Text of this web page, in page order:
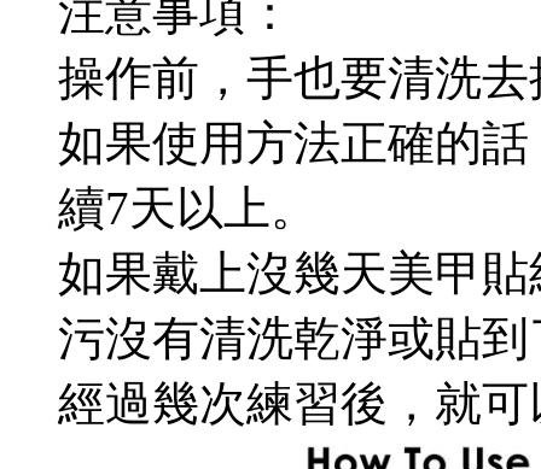
注意事項：
操作前，手也要清洗
如果使用方法正確的
續7天以上。
如果戴上沒幾天美甲
污沒有清洗乾淨或貼
經過幾次練習後，就